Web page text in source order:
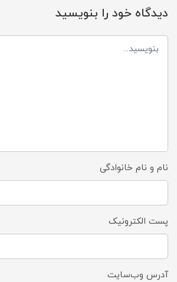
دیدگاه خود را بنویسید
نام و نام خانوادگی
پست الکترونیک
آدرس وب‌سایت